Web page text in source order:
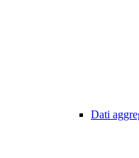
Dati